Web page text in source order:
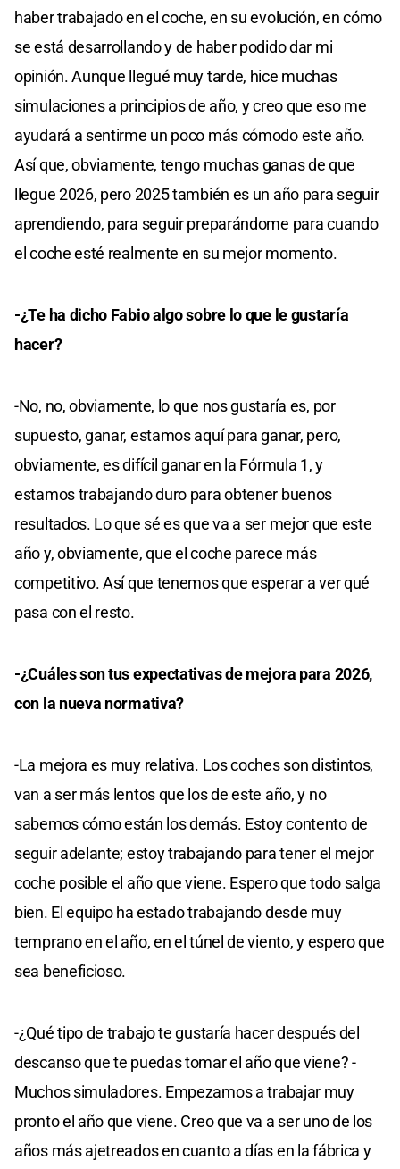
haber trabajado en el coche, en su evolución, en cómo
se está desarrollando y de haber podido dar mi
opinión. Aunque llegué muy tarde, hice muchas
simulaciones a principios de año, y creo que eso me
ayudará a sentirme un poco más cómodo este año.
Así que, obviamente, tengo muchas ganas de que
llegue 2026, pero 2025 también es un año para seguir
aprendiendo, para seguir preparándome para cuando
el coche esté realmente en su mejor momento.
-¿Te ha dicho Fabio algo sobre lo que le gustaría
hacer?
-No, no, obviamente, lo que nos gustaría es, por
supuesto, ganar, estamos aquí para ganar, pero,
obviamente, es difícil ganar en la Fórmula 1, y
estamos trabajando duro para obtener buenos
resultados. Lo que sé es que va a ser mejor que este
año y, obviamente, que el coche parece más
competitivo. Así que tenemos que esperar a ver qué
pasa con el resto.
-¿Cuáles son tus expectativas de mejora para 2026,
con la nueva normativa?
-La mejora es muy relativa. Los coches son distintos,
van a ser más lentos que los de este año, y no
sabemos cómo están los demás. Estoy contento de
seguir adelante; estoy trabajando para tener el mejor
coche posible el año que viene. Espero que todo salga
bien. El equipo ha estado trabajando desde muy
temprano en el año, en el túnel de viento, y espero que
sea beneficioso.
-¿Qué tipo de trabajo te gustaría hacer después del
descanso que te puedas tomar el año que viene? -
Muchos simuladores. Empezamos a trabajar muy
pronto el año que viene. Creo que va a ser uno de los
años más ajetreados en cuanto a días en la fábrica y